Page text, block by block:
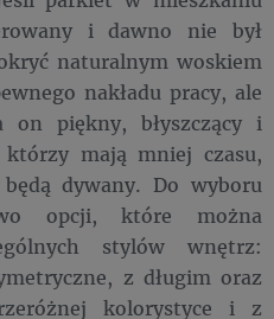
i dawno nie był
naturalnym woskiem
nakładu pracy, ale
on piękny, błyszczący i
mają mniej czasu,
dywany. Do wyboru
opcji, które można
stylów wnętrz:
z długim oraz
kolorystyce i z